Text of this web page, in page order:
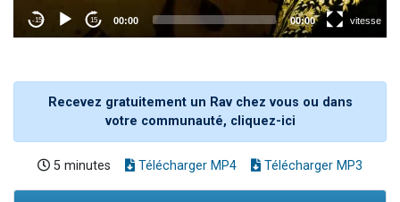
Recevez gratuitement un Rav chez vous ou dans
votre communauté, cliquez-ici
5 minutes Télécharger MP4 Télécharger MP3